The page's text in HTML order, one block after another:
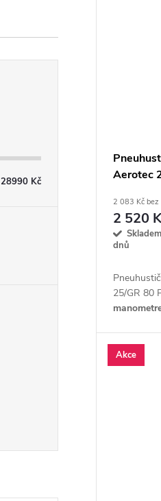
28990 Kč
Aerotec
2 083 Kč bez
2 520
dnů
25/GR 80
Akce